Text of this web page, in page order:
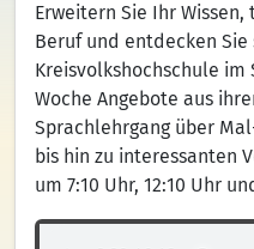
Erweitern Sie Ihr
Beruf und entdecken Sie
Kreisvolkshochschule
Woche Angebote aus
Sprachlehrgang über
bis hin zu interessanten
um 7:10 Uhr, 12:10 Uhr